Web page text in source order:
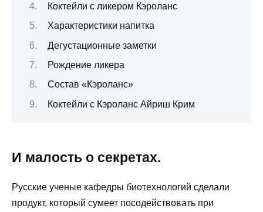
Коктейли с ликером Кэроланс
Характеристики напитка
Дегустационные заметки
Рождение ликера
Состав «Кэроланс»
Коктейли с Кэроланс Айриш Крим
И малость о секретах.
Русские ученые кафедры биотехнологий сделали
продукт, который сумеет посодействовать при